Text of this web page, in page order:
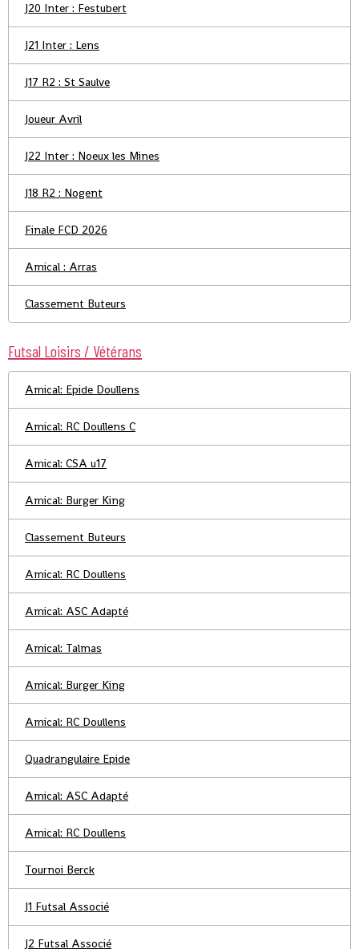
J20 Inter : Festubert
J21 Inter : Lens
J17 R2 : St Saulve
Joueur Avril
J22 Inter : Noeux les Mines
J18 R2 : Nogent
Finale FCD 2026
Amical : Arras
Classement Buteurs
Futsal Loisirs / Vétérans
Amical: Epide Doullens
Amical: RC Doullens C
Amical: CSA u17
Amical: Burger King
Classement Buteurs
Amical: RC Doullens
Amical: ASC Adapté
Amical: Talmas
Amical: Burger King
Amical: RC Doullens
Quadrangulaire Epide
Amical: ASC Adapté
Amical: RC Doullens
Tournoi Berck
J1 Futsal Associé
J2 Futsal Associé